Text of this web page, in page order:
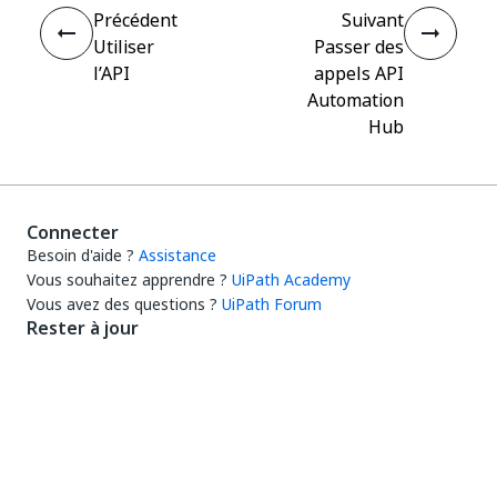
Précédent
Utiliser
l’API
Suivant
Passer des
appels API
Automation
Hub
Connecter
Besoin d'aide ? Assistance
Vous souhaitez apprendre ? UiPath Academy
Vous avez des questions ? UiPath Forum
Rester à jour